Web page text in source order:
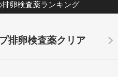
排卵検査薬ランキング
排卵検査薬クリア